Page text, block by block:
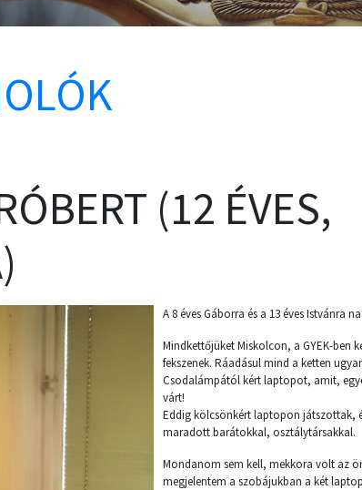
(12 ÉVES,
A 8 éves Gáborra és a 13 éves Istvánra
Mindkettőjüket Miskolcon, a GYEK-ben
fekszenek. Ráadásul mind a ketten
Csodalámpától kért laptopot, amit,
várt!
Eddig kölcsönkért laptopon játszottak,
maradott barátokkal, osztálytársakkal.
Mondanom sem kell, mekkora volt az
megjelentem a szobájukban a két